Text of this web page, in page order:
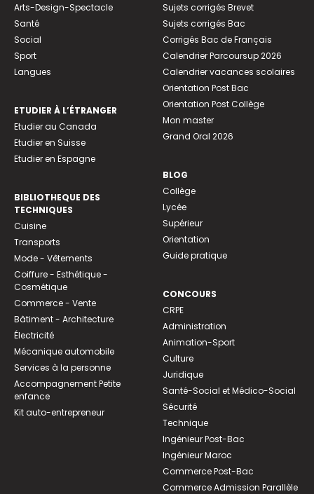
Arts-Design-Spectacle
Santé
Social
Sport
Langues
ETUDIER À L’ÉTRANGER
Etudier au Canada
Etudier en Suisse
Etudier en Espagne
BIBLIOTHEQUE DES
TECHNIQUES
Cuisine
Transports
Mode - Vêtements
Coiffure - Esthétique -
Cosmétique
Commerce - Vente
Bâtiment - Architecture
Électricité
Mécanique automobile
Services à la personne
Accompagnement Petite
enfance
Kit auto-entrepreneur
Sujets corrigés Brevet
Sujets corrigés Bac
Corrigés Bac de Français
Calendrier Parcoursup 2026
Calendrier vacances scolaires
Orientation Post Bac
Orientation Post Collège
Mon master
Grand Oral 2026
BLOG
Collège
Lycée
Supérieur
Orientation
Guide pratique
CONCOURS
CRPE
Administration
Animation-Sport
Culture
Juridique
Santé-Social et Médico-Social
Sécurité
Technique
Ingénieur Post-Bac
Ingénieur Maroc
Commerce Post-Bac
Commerce Admission Parallèle